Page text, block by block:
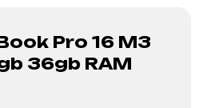
Pro 16 M3
36gb RAM